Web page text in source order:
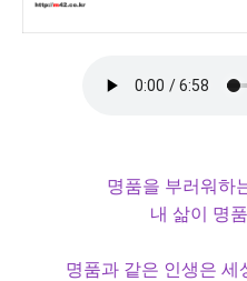
명품을 부러워하
내 삶이 명
명품과 같은 인생은 세